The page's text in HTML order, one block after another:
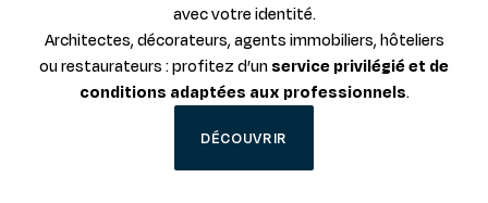
avec votre identité.
Architectes, décorateurs, agents immobiliers, hôteliers
ou restaurateurs : profitez d’unservice privilégié et de
conditions adaptées aux professionnels.
DÉCOUVRIR